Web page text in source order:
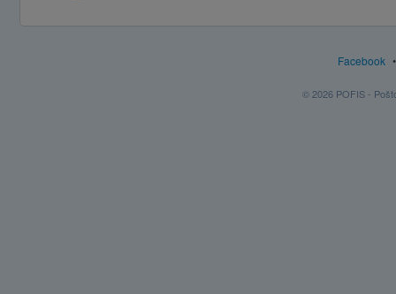
Facebook
© 2026 POFIS -